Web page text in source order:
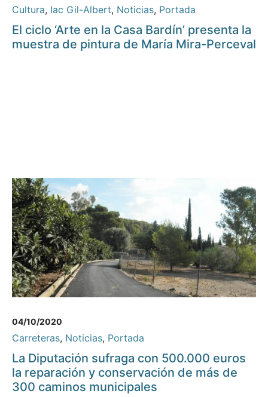
Cultura, Iac Gil-Albert, Noticias, Portada
El ciclo ‘Arte en la Casa Bardín’ presenta la
muestra de pintura de María Mira-Perceval
04/10/2020
Carreteras, Noticias, Portada
La Diputación sufraga con 500.000 euros
la reparación y conservación de más de
300 caminos municipales